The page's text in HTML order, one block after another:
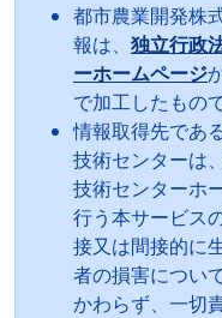
都市農業開発株
報は、 独立行政
ーホームページ
で加工したもので
情報取得先であ
技術センターは
技術センターホ
行う本サービス
接又は間接的に
者の損害につい
かわらず、一切